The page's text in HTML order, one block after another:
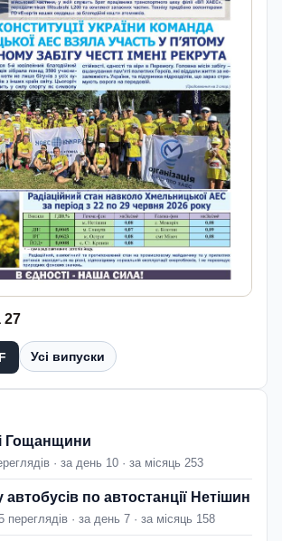
27
Усі випуски
Гощанщини
· за день 10 · за місяць 253
автобусів по автостанції Нетішин
переглядів · за день 7 · за місяць 158